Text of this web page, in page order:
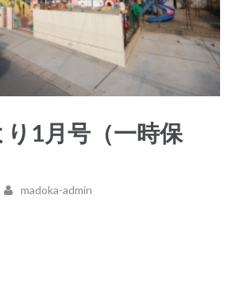
1月号（一時保
madoka-admin